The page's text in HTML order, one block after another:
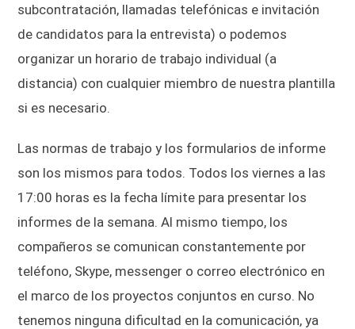
subcontratación, llamadas telefónicas e invitación
de candidatos para la entrevista) o podemos
organizar un horario de trabajo individual (a
distancia) con cualquier miembro de nuestra plantilla
si es necesario.
Las normas de trabajo y los formularios de informe
son los mismos para todos. Todos los viernes a las
17:00 horas es la fecha límite para presentar los
informes de la semana. Al mismo tiempo, los
compañeros se comunican constantemente por
teléfono, Skype, messenger o correo electrónico en
el marco de los proyectos conjuntos en curso. No
tenemos ninguna dificultad en la comunicación, ya